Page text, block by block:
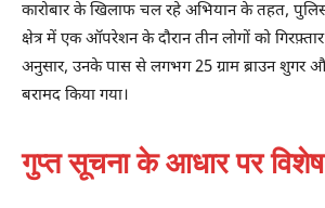
कारोबार के खिलाफ चल रहे अभियान के तहत,
क्षेत्र में एक ऑपरेशन के दौरान तीन लोगों को
अनुसार, उनके पास से लगभग 25 ग्राम ब्राउन शुगर
बरामद किया गया।
गुप्त सूचना के आधार पर